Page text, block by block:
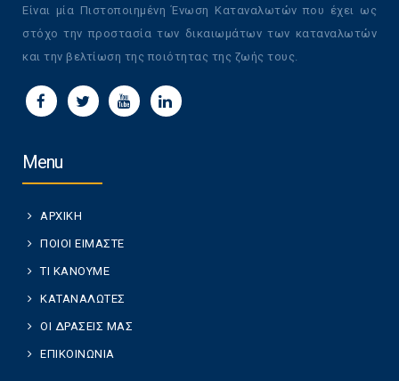
Είναι μία Πιστοποιημένη Ένωση Καταναλωτών που έχει ως
στόχο την προστασία των δικαιωμάτων των καταναλωτών
και την βελτίωση της ποιότητας της ζωής τους.
Menu
ΑΡΧΙΚΗ
ΠΟΙΟΙ ΕΙΜΑΣΤΕ
ΤΙ ΚΑΝΟΥΜΕ
ΚΑΤΑΝΑΛΩΤΕΣ
ΟΙ ΔΡΑΣΕΙΣ ΜΑΣ
ΕΠΙΚΟΙΝΩΝΙΑ